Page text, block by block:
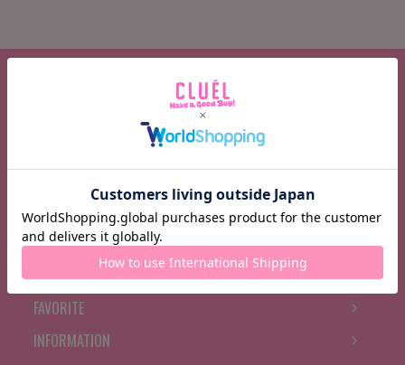
BRAND NEWS
RANKING
BOOK MARK
FAVORITE
INFORMATION